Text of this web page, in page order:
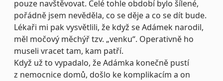
pouze navštěvovat. Celé tohle období bylo šílené,
pořádně jsem nevěděla, co se děje a co se dít bude.
Lékaři mi pak vysvětlili, že když se Adámek narodil,
měl močový měchýř tzv. „venku“. Operativně ho
museli vracet tam, kam patří.
Když už to vypadalo, že Adámka konečně pustí
z nemocnice domů, došlo ke komplikacím a on